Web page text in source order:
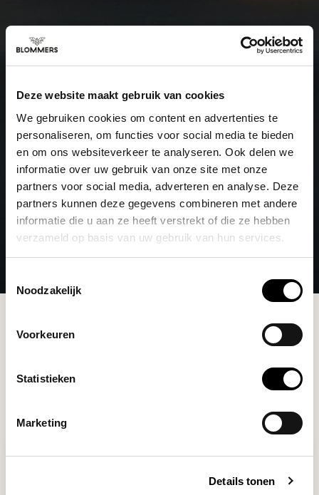
Deze website maakt gebruik van cookies
We gebruiken cookies om content en advertenties te
personaliseren, om functies voor social media te bieden
en om ons websiteverkeer te analyseren. Ook delen we
informatie over uw gebruik van onze site met onze
partners voor social media, adverteren en analyse. Deze
partners kunnen deze gegevens combineren met andere
informatie die u aan ze heeft verstrekt of die ze hebben
verzameld op basis van uw gebruik van hun services.
Noodzakelijk
Voorkeuren
Statistieken
Marketing
Details tonen